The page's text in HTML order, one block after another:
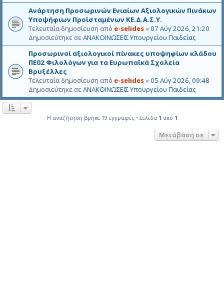
Ανάρτηση Προσωρινών Ενιαίων Αξιολογικών Πινάκων
Υποψήφιων Προϊσταμένων ΚΕ.Δ.Α.Σ.Υ.
Τελευταία δημοσίευση από e-selides «07 Αύγ 2026, 21:20
Δημοσιεύτηκε σε ΑΝΑΚΟΙΝΩΣΕΙΣ Υπουργείου Παιδείας
Προσωρινοί αξιολογικοί πίνακες υποψηφίων κλάδου
ΠΕ02 Φιλολόγων για τα Ευρωπαϊκά Σχολεία
Βρυξέλλες
Τελευταία δημοσίευση από e-selides «05 Αύγ 2026, 09:48
Δημοσιεύτηκε σε ΑΝΑΚΟΙΝΩΣΕΙΣ Υπουργείου Παιδείας
Η αναζήτηση βρήκε 19 εγγραφές • Σελίδα 1 από 1
Μετάβαση σε